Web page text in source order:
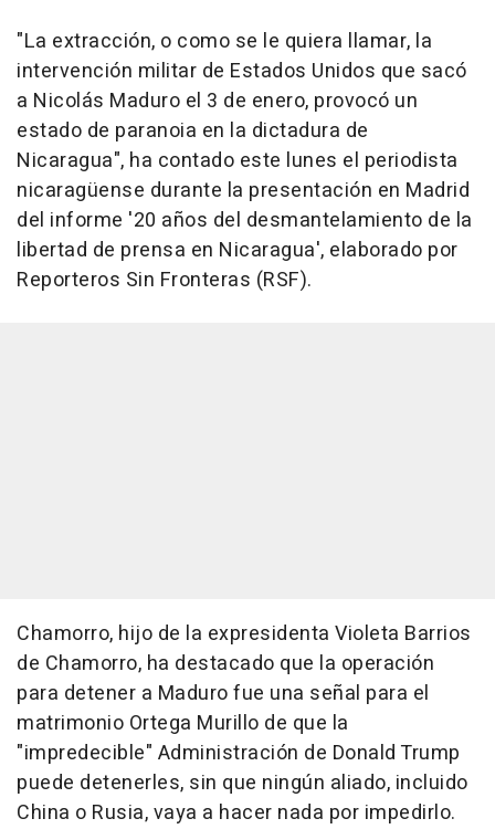
"La extracción, o como se le quiera llamar, la
intervención militar de Estados Unidos que sacó
a Nicolás Maduro el 3 de enero, provocó un
estado de paranoia en la dictadura de
Nicaragua", ha contado este lunes el periodista
nicaragüense durante la presentación en Madrid
del informe '20 años del desmantelamiento de la
libertad de prensa en Nicaragua', elaborado por
Reporteros Sin Fronteras (RSF).
Chamorro, hijo de la expresidenta Violeta Barrios
de Chamorro, ha destacado que la operación
para detener a Maduro fue una señal para el
matrimonio Ortega Murillo de que la
"impredecible" Administración de Donald Trump
puede detenerles, sin que ningún aliado, incluido
China o Rusia, vaya a hacer nada por impedirlo.